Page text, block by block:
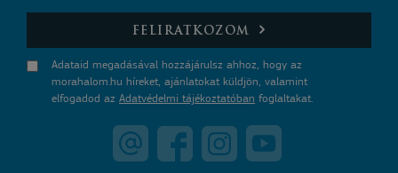
E-mail
FELIRATKOZOM
Adataid megadásával hozzájárulsz ahhoz, hogy az
morahalom.hu híreket, ajánlatokat küldjön, valamint
elfogadod az Adatvédelmi tájékoztatóban foglaltakat.